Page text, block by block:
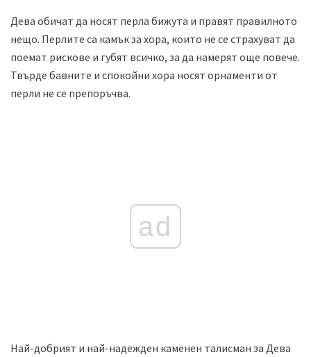
Дева обичат да носят перла бижута и правят правилното
нещо. Перлите са камък за хора, които не се страхуват да
поемат рискове и губят всичко, за да намерят още повече.
Твърде бавните и спокойни хора носят орнаменти от
перли не се препоръчва.
ad
Най-добрият и най-надежден каменен талисман за Дева